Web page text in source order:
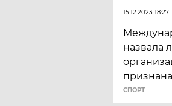
15.12.2023 18:27
назвала
СПОРТ